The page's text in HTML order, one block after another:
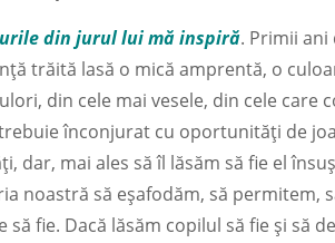
din jurul lui mă inspiră. Primii ani
trăită lasă o mică amprentă, o
din cele mai vesele, din cele care
înconjurat cu oportunități de
dar, mai ales să îl lăsăm să fie el
noastră să eșafodăm, să permitem,
fie. Dacă lăsăm copilul să fie și să